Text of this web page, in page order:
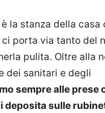
la stanza della casa
ci porta via tanto del
pulita. Oltre alla
dei sanitari e degli
sempre alle prese
deposita sulle